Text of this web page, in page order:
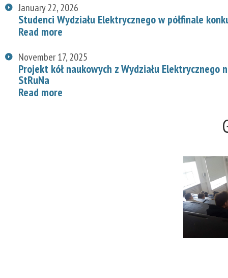
January 22, 2026
Studenci Wydziału Elektrycznego w półfinale
Read more
November 17, 2025
Projekt kół naukowych z Wydziału
StRuNa
Read more